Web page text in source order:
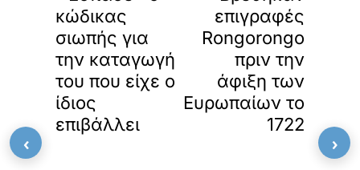
ρ
ε
κώδικας
σιωπής για
την καταγωγή
του που είχε ο
ίδιος
επιβάλλει
επιγραφές
Rongorongo
πριν την
άφιξη των
Ευρωπαίων το
1722
‹ ›